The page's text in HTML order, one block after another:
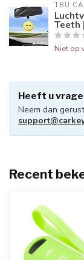
TBU
Teeth
Niet op
Heeft u
Neem dan
Recent